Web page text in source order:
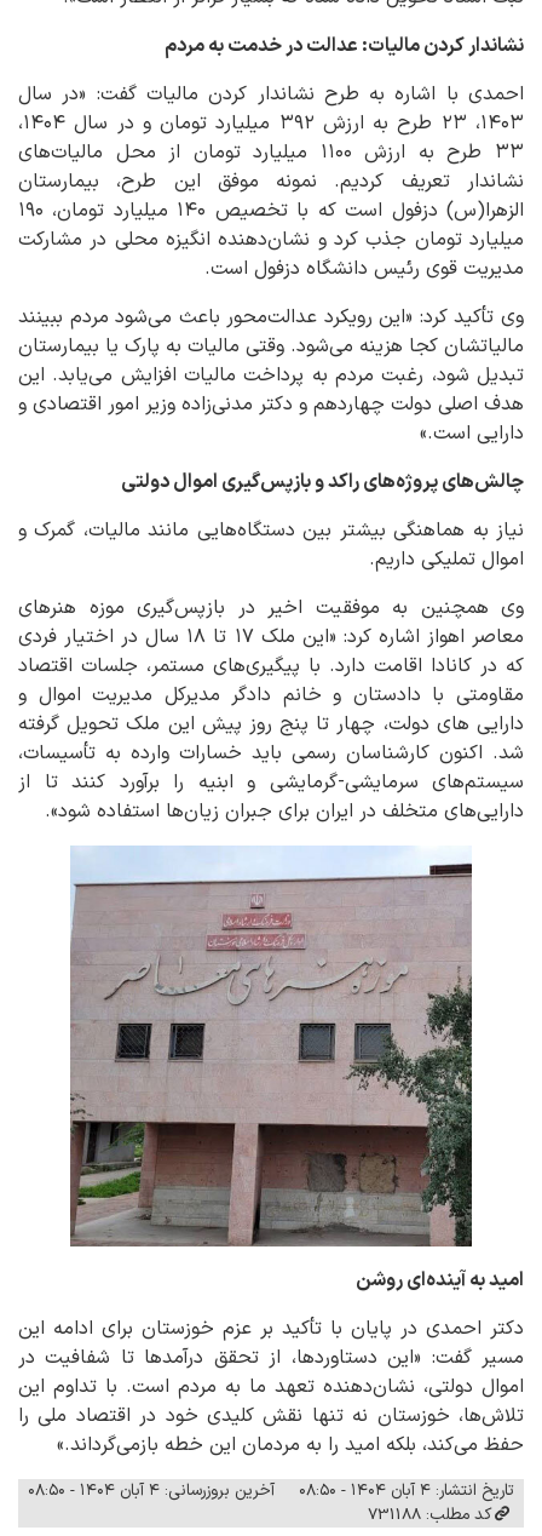
نشاندار کردن مالیات: عدالت در خدمت به مردم
احمدی با اشاره به طرح نشاندار کردن مالیات گفت: «در سال
۱۴۰۳، ۲۳ طرح به ارزش ۳۹۲ میلیارد تومان و در سال ۱۴۰۴،
۳۳ طرح به ارزش ۱۱۰۰ میلیارد تومان از محل مالیات‌های
نشاندار تعریف کردیم. نمونه موفق این طرح، بیمارستان
الزهرا(س) دزفول است که با تخصیص ۱۴۰ میلیارد تومان، ۱۹۰
میلیارد تومان جذب کرد و نشان‌دهنده انگیزه محلی در مشارکت
مدیریت قوی رئیس دانشگاه دزفول است.
وی تأکید کرد: «این رویکرد عدالت‌محور باعث می‌شود مردم ببینند
مالیاتشان کجا هزینه می‌شود. وقتی مالیات به پارک یا بیمارستان
تبدیل شود، رغبت مردم به پرداخت مالیات افزایش می‌یابد. این
هدف اصلی دولت چهاردهم و دکتر مدنی‌زاده وزیر امور اقتصادی و
دارایی است.»
چالش‌های پروژه‌های راکد و بازپس‌گیری اموال دولتی
نیاز به هماهنگی بیشتر بین دستگاه‌هایی مانند مالیات، گمرک و
اموال تملیکی داریم.
وی همچنین به موفقیت اخیر در بازپس‌گیری موزه هنرهای
معاصر اهواز اشاره کرد: «این ملک ۱۷ تا ۱۸ سال در اختیار فردی
که در کانادا اقامت دارد. با پیگیری‌های مستمر، جلسات اقتصاد
مقاومتی با دادستان و خانم دادگر مدیرکل مدیریت اموال و
دارایی های دولت، چهار تا پنج روز پیش این ملک تحویل گرفته
شد. اکنون کارشناسان رسمی باید خسارات وارده به تأسیسات،
سیستم‌های سرمایشی-گرمایشی و ابنیه را برآورد کنند تا از
دارایی‌های متخلف در ایران برای جبران زیان‌ها استفاده شود».
امید به آینده‌ای روشن
دکتر احمدی در پایان با تأکید بر عزم خوزستان برای ادامه این
مسیر گفت: «این دستاوردها، از تحقق درآمدها تا شفافیت در
اموال دولتی، نشان‌دهنده تعهد ما به مردم است. با تداوم این
تلاش‌ها، خوزستان نه تنها نقش کلیدی خود در اقتصاد ملی را
حفظ می‌کند، بلکه امید را به مردمان این خطه بازمی‌گرداند.»
تاریخ انتشار: ۴ آبان ۱۴۰۴ - ۰۸:۵۰
آخرین بروزرسانی: ۴ آبان ۱۴۰۴ - ۰۸:۵۰
کد مطلب: 731188